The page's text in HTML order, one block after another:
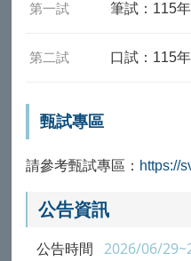
第一試 筆試：115
第二試 口試：115
甄試專區
請參考甄試專區： https://
公告資訊
公告時間 2026/06/